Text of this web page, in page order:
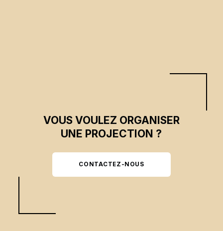
VOUS VOULEZ ORGANISER
UNE PROJECTION ?
CONTACTEZ-NOUS